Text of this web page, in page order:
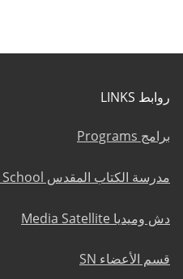
روابط LINKS
برامج Programs
مدرسة الكتاب المقدس Bible School
دش وميديا Media Satellite
قسم الأعضاء SN